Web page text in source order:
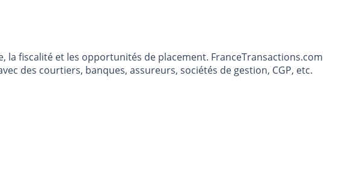
la fiscalité et les opportunités de placement. FranceTransactions.com
des courtiers, banques, assureurs, sociétés de gestion, CGP, etc.